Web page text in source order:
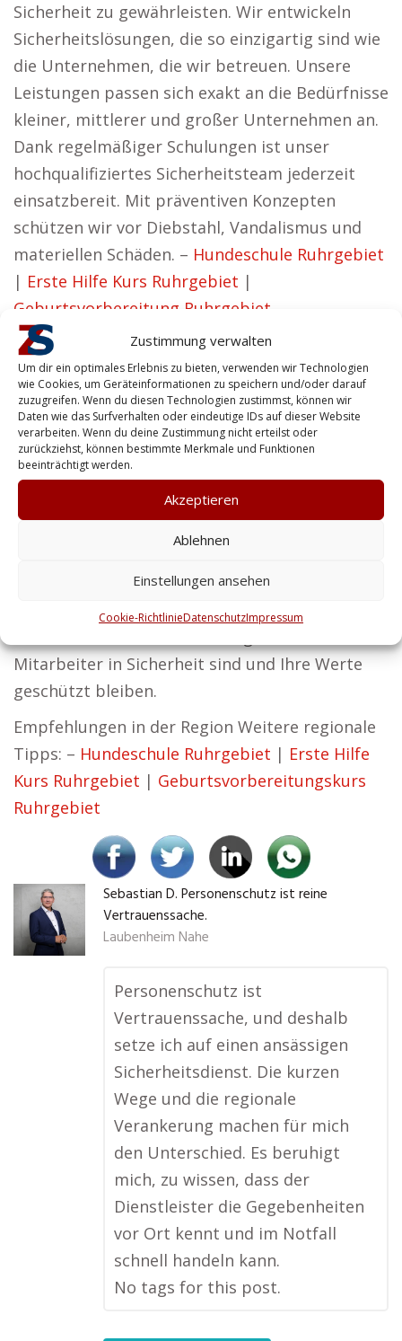
Zustimmung verwalten
Um dir ein optimales Erlebnis zu bieten, verwenden wir Technologien
wie Cookies, um Geräteinformationen zu speichern und/oder darauf
zuzugreifen. Wenn du diesen Technologien zustimmst, können wir
Daten wie das Surfverhalten oder eindeutige IDs auf dieser Website
verarbeiten. Wenn du deine Zustimmung nicht erteilst oder
zurückziehst, können bestimmte Merkmale und Funktionen
beeinträchtigt werden.
Akzeptieren
Ablehnen
Einstellungen ansehen
Cookie-RichtlinieDatenschutzImpressum
Sicherheit zu gewährleisten. Wir entwickeln
Sicherheitslösungen, die so einzigartig sind wie
die Unternehmen, die wir betreuen. Unsere
Leistungen passen sich exakt an die Bedürfnisse
kleiner, mittlerer und großer Unternehmen an.
Dank regelmäßiger Schulungen ist unser
hochqualifiziertes Sicherheitsteam jederzeit
einsatzbereit. Mit präventiven Konzepten
schützen wir vor Diebstahl, Vandalismus und
materiellen Schäden. – Hundeschule Ruhrgebiet
| Erste Hilfe Kurs Ruhrgebiet |
Geburtsvorbereitung Ruhrgebiet
Vorteile für Personen aus Ruhrgebiet
Nancy aus Ruhrgebiet hat die Ansicht:
Wir legen großen Wert auf Sicherheitslösungen,
die Effizienz und Vertrauenswürdigkeit
gewährleisten.
Von Personenschutz bis Gebäudesicherung –
Überzeugung, dass Erfolg auf Sicherheit
aufgebaut werden muss. Wir tragen dazu bei,
Mitarbeiter in Sicherheit sind und Ihre Werte
geschützt bleiben.
Empfehlungen in der Region Weitere regionale
Tipps: – Hundeschule Ruhrgebiet | Erste Hilfe
Kurs Ruhrgebiet | Geburtsvorbereitungskurs
Ruhrgebiet
Sebastian D. Personenschutz ist reine
Vertrauenssache.
Laubenheim Nahe
Personenschutz ist
Vertrauenssache, und deshalb
setze ich auf einen ansässigen
Sicherheitsdienst. Die kurzen
Wege und die regionale
Verankerung machen für mich
den Unterschied. Es beruhigt
mich, zu wissen, dass der
Dienstleister die Gegebenheiten
vor Ort kennt und im Notfall
schnell handeln kann.
No tags for this post.